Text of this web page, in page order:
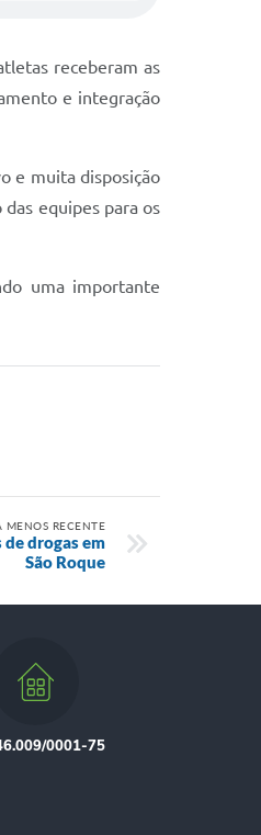
receberam as
e integração
e muita disposição
equipes para os
uma importante
MENOS RECENTE
drogas em
São Roque
0001-75